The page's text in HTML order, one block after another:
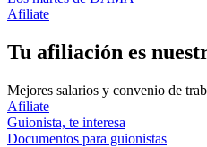
Afiliate
Tu afiliación es
Mejores salarios y convenio de
Afiliate
Guionista, te interesa
Documentos para guionistas